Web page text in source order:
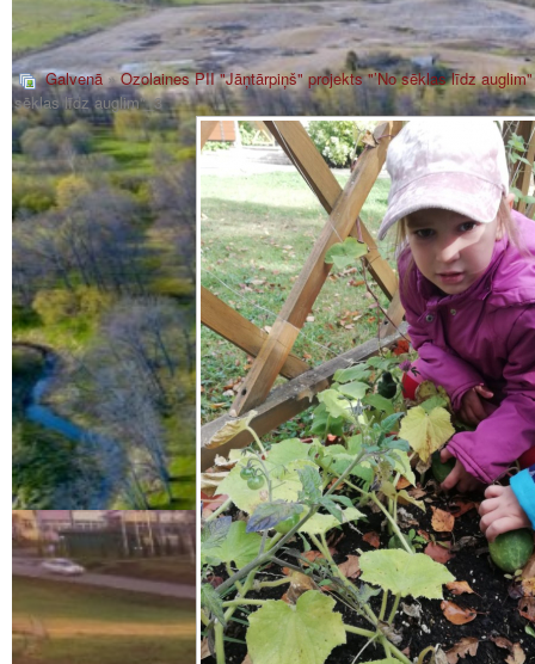
Galvenā»Ozolaines PII "Jāņtārpiņš" projekts "’No sēklas līdz auglim"
sēklas līdz auglim"_3